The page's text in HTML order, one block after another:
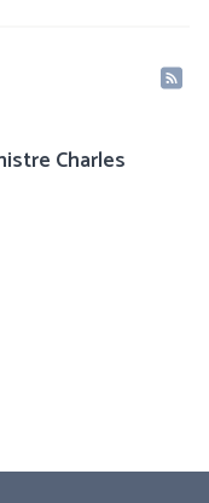
Charles